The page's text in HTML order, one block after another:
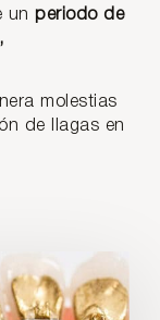
unperiodo de
molestias
de llagas en